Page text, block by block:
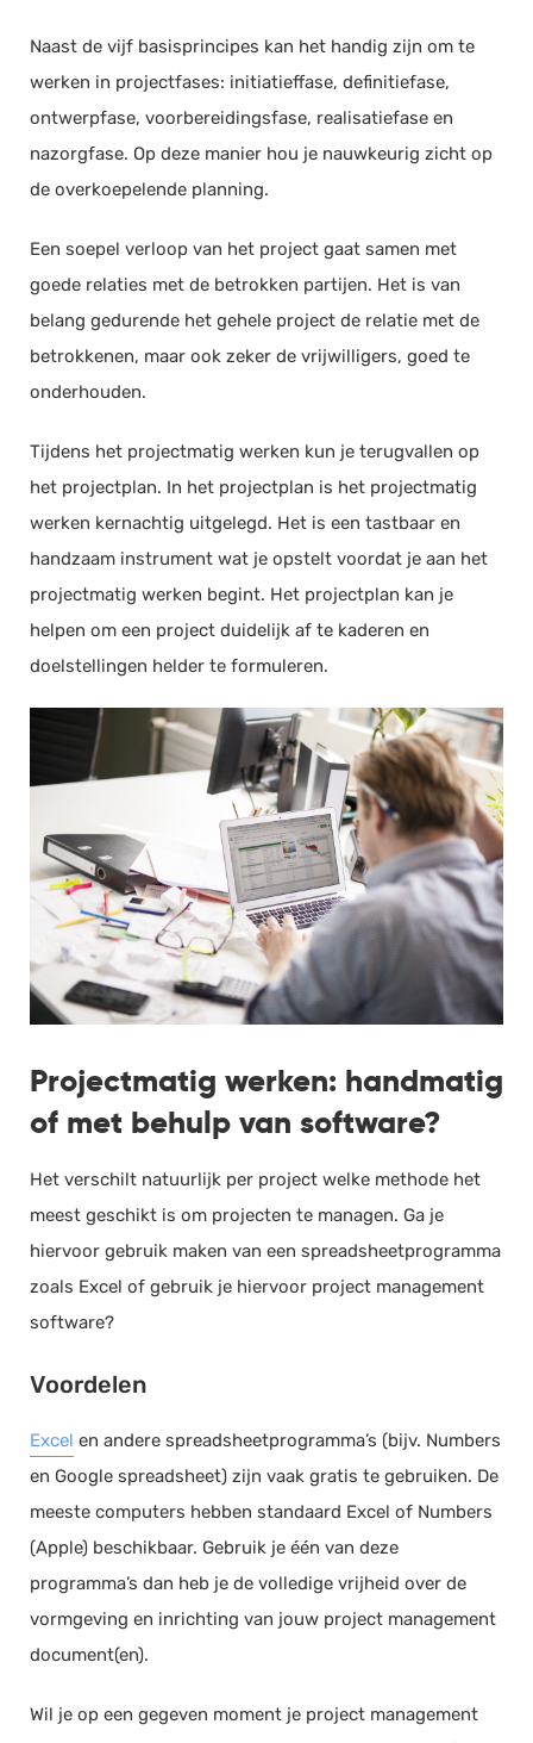
Naast de vijf basisprincipes kan het handig zijn om te
werken in projectfases: initiatieffase, definitiefase,
ontwerpfase, voorbereidingsfase, realisatiefase en
nazorgfase. Op deze manier hou je nauwkeurig zicht op
de overkoepelende planning.
Een soepel verloop van het project gaat samen met
goede relaties met de betrokken partijen. Het is van
belang gedurende het gehele project de relatie met de
betrokkenen, maar ook zeker de vrijwilligers, goed te
onderhouden.
Tijdens het projectmatig werken kun je terugvallen op
het projectplan. In het projectplan is het projectmatig
werken kernachtig uitgelegd. Het is een tastbaar en
handzaam instrument wat je opstelt voordat je aan het
projectmatig werken begint. Het projectplan kan je
helpen om een project duidelijk af te kaderen en
doelstellingen helder te formuleren.
Projectmatig werken: handmatig
of met behulp van software?
Het verschilt natuurlijk per project welke methode het
meest geschikt is om projecten te managen. Ga je
hiervoor gebruik maken van een spreadsheetprogramma
zoals Excel of gebruik je hiervoor project management
software?
Voordelen
Excel en andere spreadsheetprogramma’s (bijv. Numbers
en Google spreadsheet) zijn vaak gratis te gebruiken. De
meeste computers hebben standaard Excel of Numbers
(Apple) beschikbaar. Gebruik je één van deze
programma’s dan heb je de volledige vrijheid over de
vormgeving en inrichting van jouw project management
document(en).
Wil je op een gegeven moment je project management